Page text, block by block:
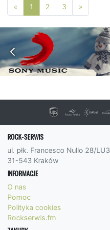
« Poprzednia strona
1 2 3 »
ROCK-SERWIS
ul. płk. Francesco Nullo 28/LU3
31-543 Kraków
INFORMACJE
O nas
Pomoc
Polityka cookies
Rockserwis.fm